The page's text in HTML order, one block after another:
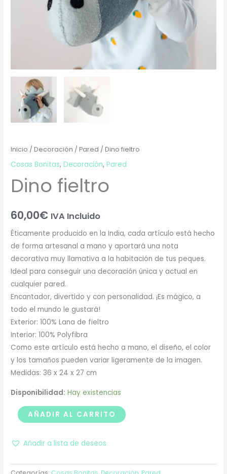
Inicio /Decoración /Pared / Dino fieltro
Cosas Bonitas,Decoración,Pared
Dino fieltro
60,00€ IVA Incluido
Éticamente producido en la India, cada artículo está hecho
de forma artesanal a mano y aportará una nota
decorativa muy llamativa a la habitación de tus peques.
Ideal para conseguir una decoración única y actual en
cualquier pared.
Encantador, divertido y con personalidad. ¡Es mágico, a
todo el mundo le gustará!
Exterior: 100% Lana de fieltro
Interior: 100% Polyfibra
Como este artículo está hecho a mano, el diseño, el color
y los tamaños pueden variar ligeramente de la imagen.
Medidas: 36 x 24 x 27 cm
Disponibilidad: Hay existencias
AÑADIR AL CARRITO
Añadir a lista de deseos